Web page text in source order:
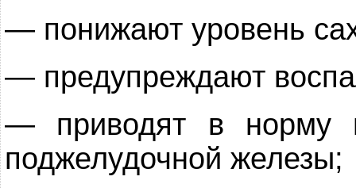
— понижают уровень
— предупреждают
— приводят в норму
поджелудочной железы;